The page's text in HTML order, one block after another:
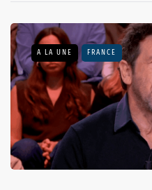
A LA UNE FRANCE